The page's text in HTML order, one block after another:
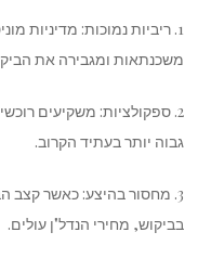
1. ריביות נמוכות: מדיניות
משכנתאות ומגבירה את
2. ספקולציות: משקיעים
גבוה יותר בעתיד הקרוב.
3. מחסור בהיצע: כאשר קצב
בביקוש, מחירי הנדל"ן עולים.